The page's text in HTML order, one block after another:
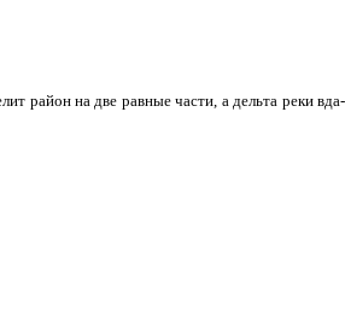
район на две равные части, а дельта реки вда­